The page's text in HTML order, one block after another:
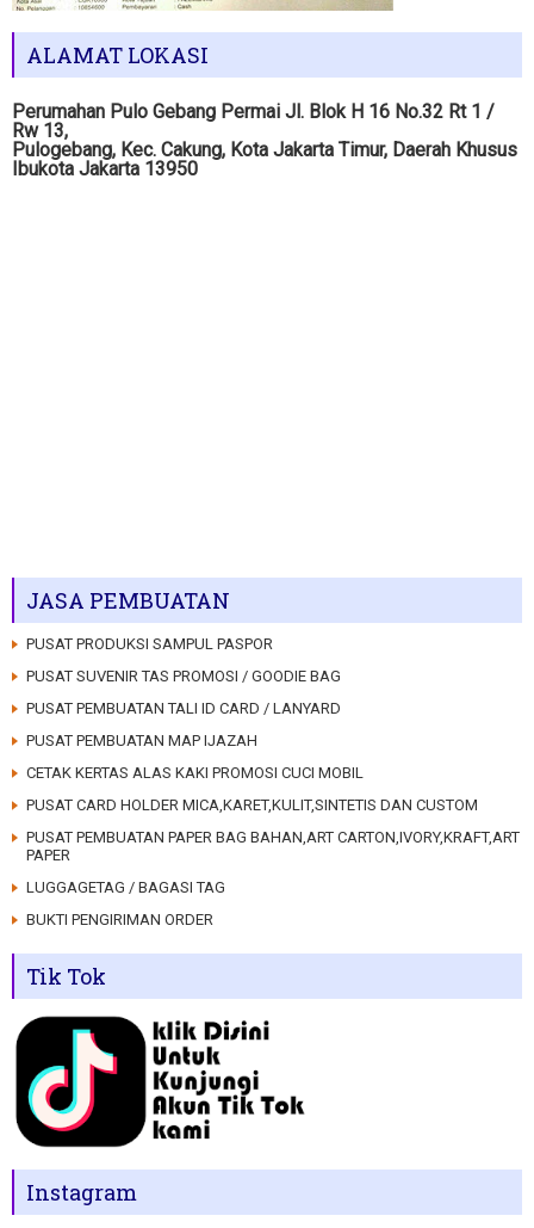
ALAMAT LOKASI
Perumahan Pulo Gebang Permai Jl. Blok H 16 No.32 Rt 1 /
Rw 13,
Pulogebang, Kec. Cakung, Kota Jakarta Timur, Daerah Khusus
Ibukota Jakarta 13950
JASA PEMBUATAN
PUSAT PRODUKSI SAMPUL PASPOR
PUSAT SUVENIR TAS PROMOSI / GOODIE BAG
PUSAT PEMBUATAN TALI ID CARD / LANYARD
PUSAT PEMBUATAN MAP IJAZAH
CETAK KERTAS ALAS KAKI PROMOSI CUCI MOBIL
PUSAT CARD HOLDER MICA,KARET,KULIT,SINTETIS DAN CUSTOM
PUSAT PEMBUATAN PAPER BAG BAHAN,ART CARTON,IVORY,KRAFT,ART
PAPER
LUGGAGETAG / BAGASI TAG
BUKTI PENGIRIMAN ORDER
Tik Tok
Instagram